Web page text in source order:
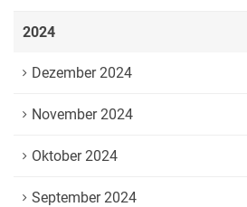
2024
Dezember 2024
November 2024
Oktober 2024
September 2024